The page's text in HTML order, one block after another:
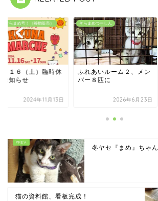
！そらまめ号！（移動販売）
／１６（土）臨時休
お知らせ
2024年11月13日
そらまめつーしん
ふれあいルーム２、メン
バー８匹に
2026年6月23日
冬ヤセ『まめ』ちゃん
猫の資料館、看板完成！